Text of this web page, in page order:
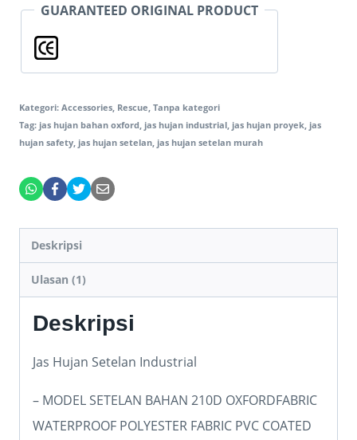
GUARANTEED ORIGINAL PRODUCT
Kategori: Accessories Rescue Tanpa kategori
Tag: jas hujan bahan oxford jas hujan industrial jas hujan proyek jas
hujan safety jas hujan setelan jas hujan setelan murah
Deskripsi
Ulasan (1)
Deskripsi
Jas Hujan Setelan Industrial
– MODEL SETELAN BAHAN 210D OXFORDFABRIC
WATERPROOF POLYESTER FABRIC PVC COATED